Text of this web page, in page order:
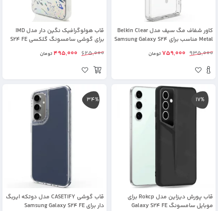
کاور شفاف مگ سیف مدل Belkin Clear
Metal مناسب برای Samsung Galaxy S24
935,000
759,000تومان
قاب هولوگرافیک نگین دار مدل IMD
برای گوشی سامسونگ گلکسی S24 FE
625,000
495,000تومان
17%
قاب پورش دیزاین مدل Rokcp برای
موبایل سامسونگ Galaxy S24 FE
34%
قاب گوشی CASETIFY مدل دوتکه ایربگ
دار برای Samsung Galaxy S24 FE